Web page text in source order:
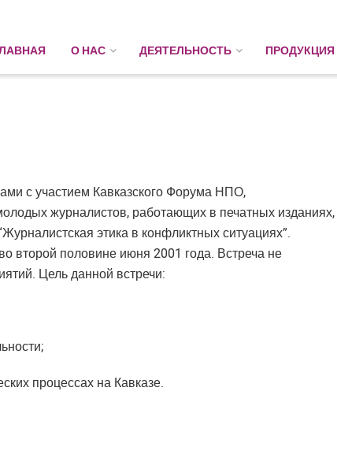
О НАС ДЕЯТЕЛЬНОСТЬ ПРОДУКЦИЯ
с участием Кавказского Форума НПО,
журналистов, работающих в печатных изданиях,
этика в конфликтных ситуациях”.
второй половине июня 2001 года. Встреча не
Цель данной встречи:
процессах на Кавказе.